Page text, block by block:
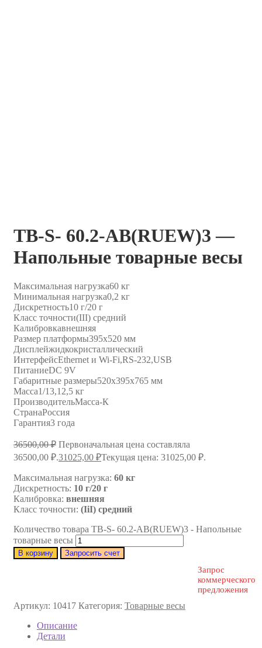
TB-S- 60.2-АB(RUEW)3 —
Напольные товарные весы
Максимальная нагрузка60 кг
Минимальная нагрузка0,2 кг
Дискретность10 г/20 г
Класс точности(III) средний
Калибровкавнешняя
Размер платформы395х520 мм
Дисплейжидкокристаллический
ИнтерфейсEthernet и Wi-Fi,RS-232,USB
ПитаниеDC 9V
Габаритные размеры520x395х765 мм
Масса1/13,12,5 кг
ПроизводительМасса-К
СтранаРоссия
Гарантия3 года
36500,00₽ Первоначальная цена составляла
36500,00 ₽.31025,00 ₽Текущая цена: 31025,00 ₽.
Максимальная нагрузка: 60 кг
Дискретность: 10 г/20 г
Калибровка: внешняя
Класс точности: (IiI) средний
Количество товара TB-S- 60.2-АB(RUEW)3 - Напольные
товарные весы
В корзину Запросить счет
Запрос
коммерческого
предложения
Артикул: 10417 Категория: Товарные весы
Описание
Детали